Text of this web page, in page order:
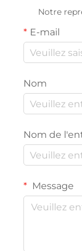
Notre
E-mail
Nom
Nom de
Message